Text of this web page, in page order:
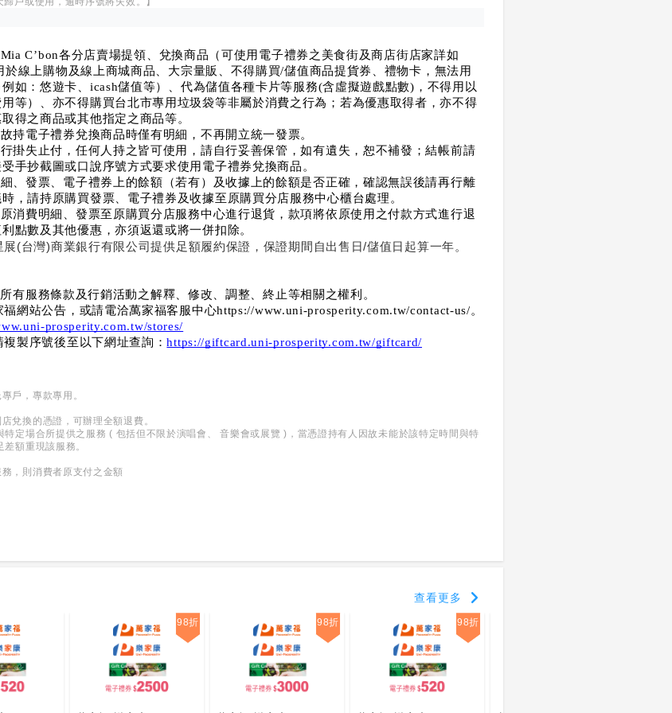
C’bon各分店賣場提領、兌換商品（可使用電子禮券之美食街及商店街店家詳如
於線上購物及線上商城商品、大宗量販、不得購買/儲值商品提貨券、禮物卡，無法用
如：悠遊卡、icash儲值等）、代為儲值各種卡片等服務(含虛擬遊戲點數)，不得用以
等）、亦不得購買台北市專用垃圾袋等非屬於消費之行為；若為優惠取得者，亦不得
得之商品或其他指定之商品等。
持電子禮券兌換商品時僅有明細，不再開立統一發票。
掛失止付，任何人持之皆可使用，請自行妥善保管，如有遺失，恕不補發；結帳前請
手抄截圖或口說序號方式要求使用電子禮券兌換商品。
、發票、電子禮券上的餘額（若有）及收據上的餘額是否正確，確認無誤後請再行離
，請持原購買發票、電子禮券及收據至原購買分店服務中心櫃台處理。
消費明細、發票至原購買分店服務中心進行退貨，款項將依原使用之付款方式進行退
點數及其他優惠，亦須返還或將一併扣除。
(台灣)商業銀行有限公司提供足額履約保證，保證期間自出售日/儲值日起算一年。
有服務條款及行銷活動之解釋、修改、調整、終止等相關之權利。
網站公告，或請電洽萬家福客服中心https://www.uni-prosperity.com.tw/contact-us/。
prosperity.com.tw/stores/
製序號後至以下網址查詢：https://giftcard.uni-prosperity.com.tw/giftcard/
戶，專款專用。
兌換的憑證，可辦理全額退費。
定場合所提供之服務 ( 包括但不限於演唱會、 音樂會或展覽 )，當憑證持有人因故未能於該特定時間與特
額重現該服務。
，則消費者原支付之金額
查看更多
98折 98折 98折